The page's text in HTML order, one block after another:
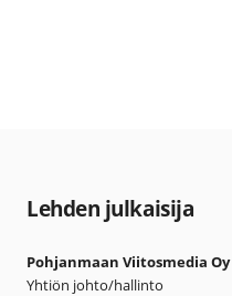
Lehden julkaisija
Pohjanmaan Viitosmedia Oy
Yhtiön johto/hallinto